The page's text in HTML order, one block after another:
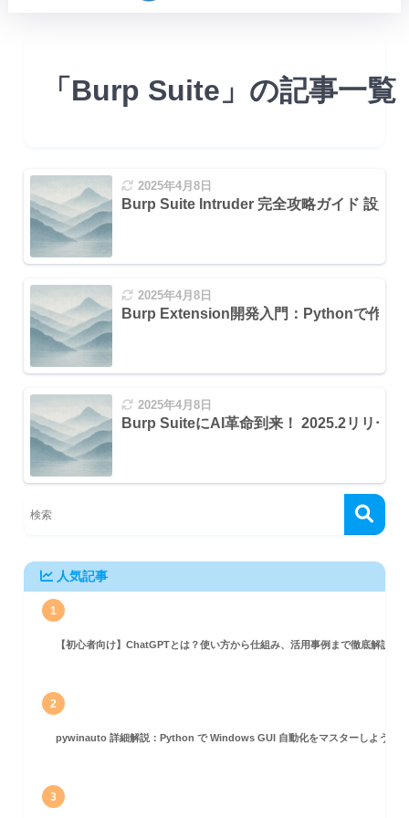
Sets and Payload type)
Encoding)
bomb)
「Burp Suite」の記事一覧
2025年4月8日
Burp Suite Intruder 完全攻略ガイド 設定
2025年4月8日
Burp Extension開発入門：Pythonで作る
2025年4月8日
Burp SuiteにAI革命到来
人気記事
1
【初心者向け】ChatGPTとは？使い方から仕組み、活用事例まで徹底解説
2
pywinauto 詳細解説：Python で Windows GUI 自動化をマスターしよう！
3